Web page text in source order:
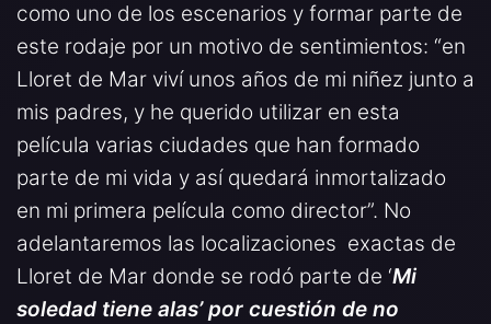
como uno de los escenarios y formar parte de
este rodaje por un motivo de sentimientos: “en
Lloret de Mar viví unos años de mi niñez junto a
mis padres, y he querido utilizar en esta
película varias ciudades que han formado
parte de mi vida y así quedará inmortalizado
en mi primera película como director”. No
adelantaremos las localizaciones exactas de
Lloret de Mar donde se rodó parte de ‘Mi
soledad tiene alas’ por cuestión de no